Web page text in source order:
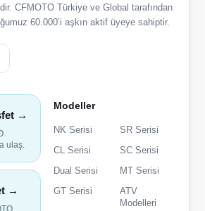
CFMOTO Türkiye ve Global tarafından
60.000’i aşkın aktif üyeye sahiptir.
→
ulaş.
→
Modeller
NK Serisi
SR Serisi
CL Serisi
SC Serisi
Dual Serisi
MT Serisi
GT Serisi
ATV
Modelleri